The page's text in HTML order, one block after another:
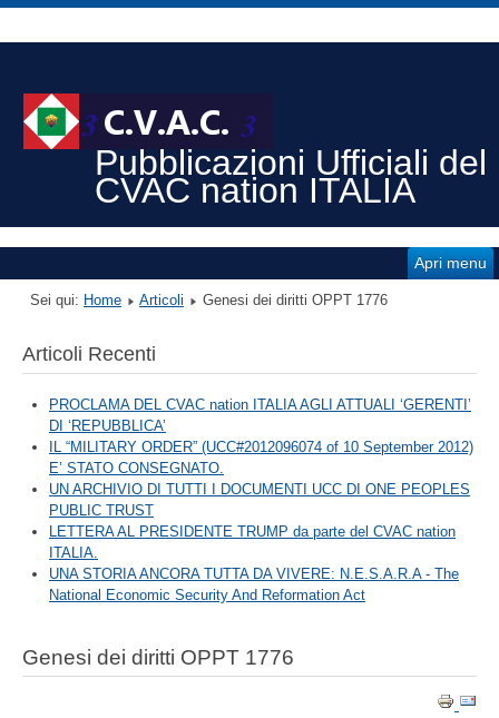
Pubblicazioni Ufficiali del
CVAC nation ITALIA
Apri menu
Sei qui: Home Articoli Genesi dei diritti OPPT 1776
Articoli Recenti
PROCLAMA DEL CVAC nation ITALIA AGLI ATTUALI ‘GERENTI’
DI ‘REPUBBLICA’
IL “MILITARY ORDER” (UCC#2012096074 of 10 September 2012)
E’ STATO CONSEGNATO.
UN ARCHIVIO DI TUTTI I DOCUMENTI UCC DI ONE PEOPLES
PUBLIC TRUST
LETTERA AL PRESIDENTE TRUMP da parte del CVAC nation
ITALIA.
UNA STORIA ANCORA TUTTA DA VIVERE: N.E.S.A.R.A - The
National Economic Security And Reformation Act
Genesi dei diritti OPPT 1776